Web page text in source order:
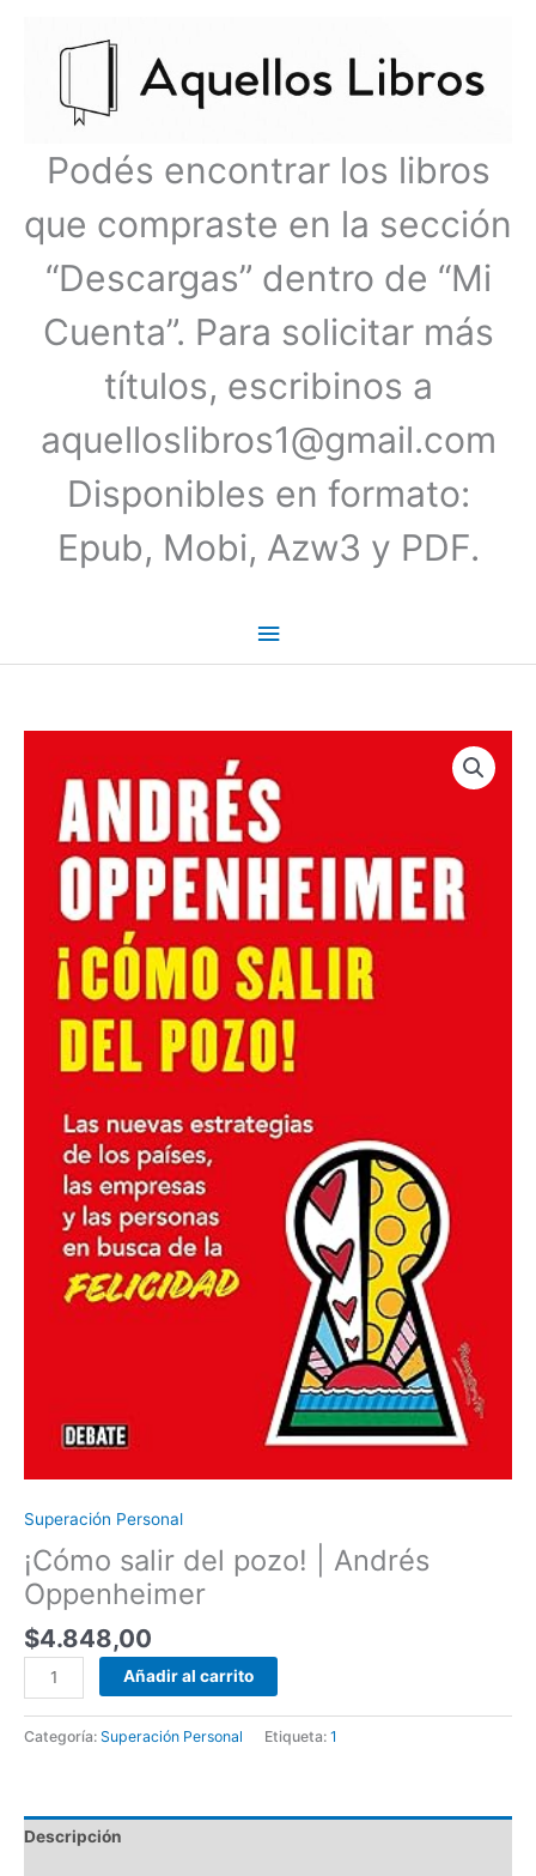
Podés encontrar los libros
que compraste en la sección
“Descargas” dentro de “Mi
Cuenta”. Para solicitar más
títulos, escribinos a
aquelloslibros1@gmail.com
Disponibles en formato:
Epub, Mobi, Azw3 y PDF.
principal
Superación Personal
¡Cómo salir del pozo! | Andrés
Oppenheimer
$4.848,00
pozo!
Andrés
Oppenheimer
cantidad
Añadir al carrito
Categoría: Superación Personal Etiqueta: 1
Descripción